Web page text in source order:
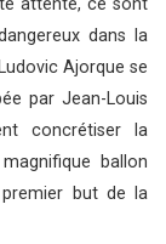
attente, ce sont
dans la
Ajorque se
par Jean-Louis
concrétiser la
ballon
but de la